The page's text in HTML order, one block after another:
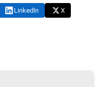
LinkedIn
X